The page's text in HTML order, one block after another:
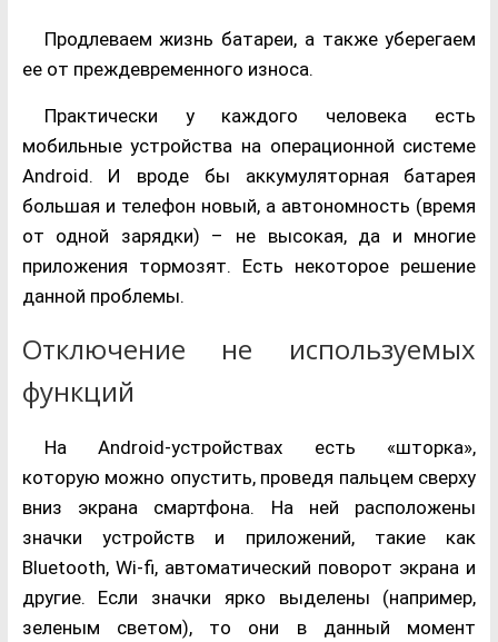
Продлеваем жизнь батареи, а также уберегаем
ее от преждевременного износа.
Практически у каждого человека есть
мобильные устройства на операционной системе
Android. И вроде бы аккумуляторная батарея
большая и телефон новый, а автономность (время
от одной зарядки) – не высокая, да и многие
приложения тормозят. Есть некоторое решение
данной проблемы.
Отключение не используемых
функций
На Android-устройствах есть «шторка»,
которую можно опустить, проведя пальцем сверху
вниз экрана смартфона. На ней расположены
значки устройств и приложений, такие как
Bluetooth, Wi-fi, автоматический поворот экрана и
другие. Если значки ярко выделены (например,
зеленым светом), то они в данный момент